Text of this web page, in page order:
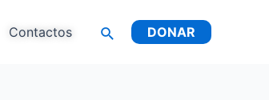
Contactos DONAR